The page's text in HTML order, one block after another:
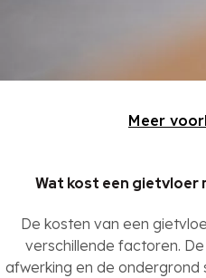
Meer
Wat kost een gietvloer
De kosten van een
verschillende factoren.
afwerking en de ondergrond